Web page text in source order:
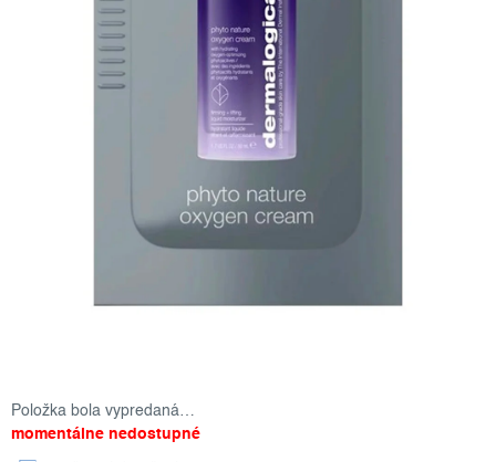
Položka bola vypredaná…
momentálne nedostupné